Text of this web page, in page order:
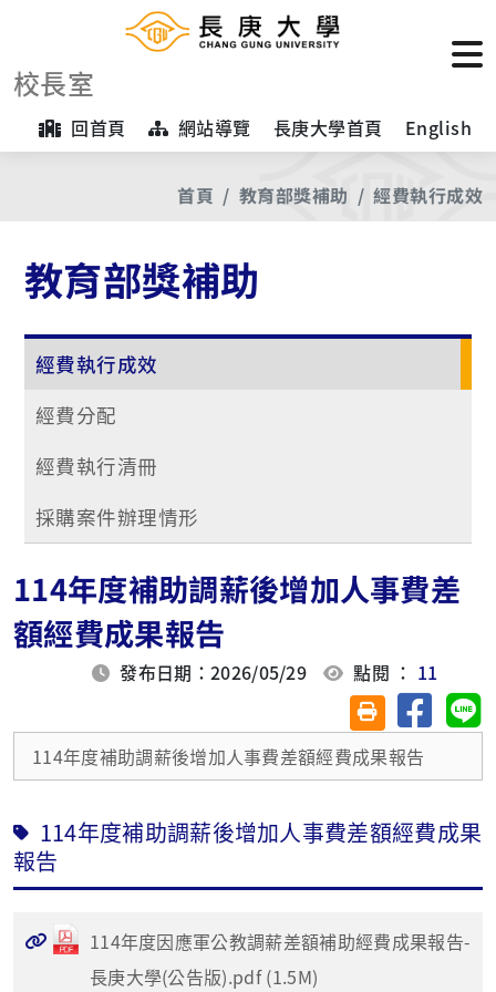
校長室
回首頁 網站導覽 長庚大學首頁 English
首頁 教育部獎補助 經費執行成效
教育部獎補助
經費執行成效
經費分配
經費執行清冊
採購案件辦理情形
114年度補助調薪後增加人事費差
額經費成果報告
發布日期：2026/05/29 點閱 ： 11
友善列印(另開視
分享至
114年度補助調薪後增加人事費差額經費成果報告
114年度補助調薪後增加人事費差額經費成果
報告
114年度因應軍公教調薪差額補助經費成果報告-
長庚大學(公告版).pdf (1.5M)